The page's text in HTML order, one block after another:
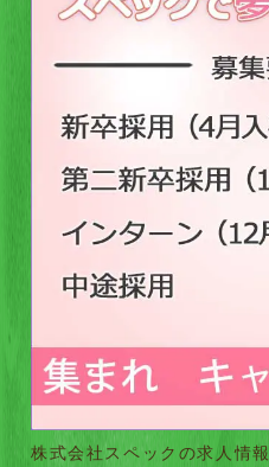
株式会社スペックの求人情報